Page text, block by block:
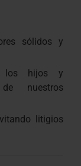
sólidos y
los hijos y
nuestros
litigios